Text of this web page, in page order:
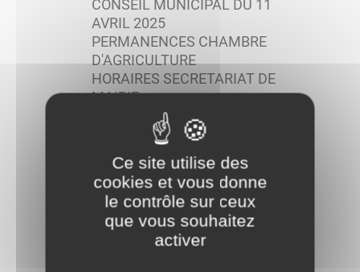
CONSEIL MUNICIPAL DU 11
AVRIL 2025
PERMANENCES CHAMBRE
D'AGRICULTURE
HORAIRES SECRETARIAT DE
MAIRIE
INFORMATION AUX
AGRICULTEURS
INFORMATION IMPORTANTE -
ENTRETIEN DES JARDINS
RESTRICTION USAGES DE L'EAU
INFOS GENERALES
REUNION DE CONSEIL
MUNICIPAL
Ce site utilise des
cookies et vous donne
le contrôle sur ceux
que vous souhaitez
activer